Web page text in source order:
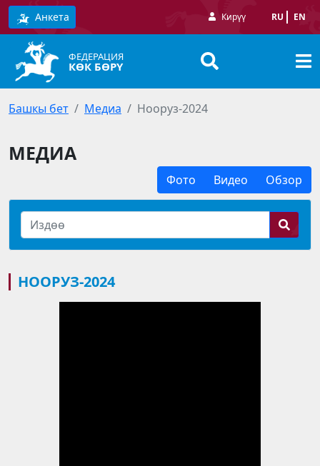
Анкета Кирүү RU EN
ФЕДЕРАЦИЯ
КӨК БӨРҮ
Башкы бет Медиа Нооруз-2024
МЕДИА
Фото Видео Обзор
НООРУЗ-2024